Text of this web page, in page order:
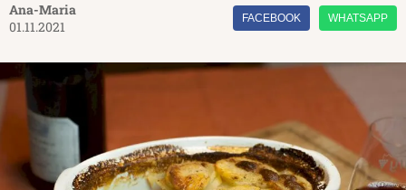
Ana-Maria
01.11.2021
FACEBOOK WHATSAPP